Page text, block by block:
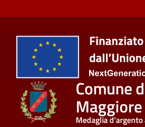
Comune
Maggiore
Medaglia